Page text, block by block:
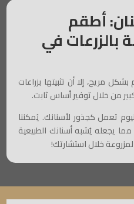
أطقم
بالزرعات في
مريح، إلا أن تثبيتها بزراعات
من خلال توفير أساس ثابت.
تعمل كجذور لأسنانك. يُمكننا
يجعله يُشبه أسنانك الطبيعية
خلال استشارتك!